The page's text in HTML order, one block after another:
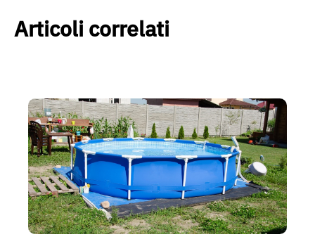
Articoli correlati